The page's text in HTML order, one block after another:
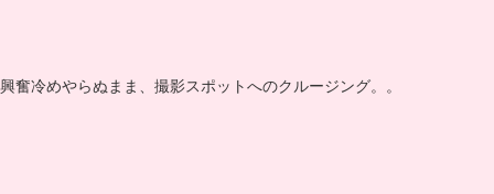
興奮冷めやらぬまま、撮影スポットへのクルージング。。